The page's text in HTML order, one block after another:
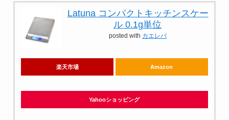
Latuna コンパクトキッチンスケー
ル 0.1g単位
posted with カエレバ
楽天市場 Amazon
Yahooショッピング